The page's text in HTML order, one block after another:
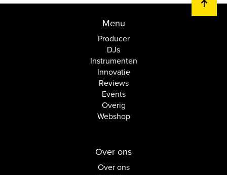
Menu
Producer
DJs
Instrumenten
Innovatie
Reviews
Events
Overig
Webshop
Over ons
Over ons